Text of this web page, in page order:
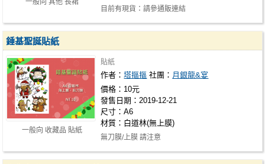
一般向 其他 長裙
目前有現貨：請參通販連結
一般向 收藏品 貼紙
錘基聖誕貼紙
貼紙
作者：塔摳摳 社團： 月銀龍&宴
價格：10元
發售日期：2019-12-21
尺寸：A6
材質：白道林(無上膜)
無刀膜/上膜 請注意